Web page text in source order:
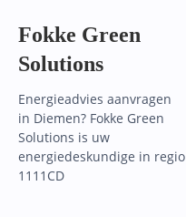
Fokke Green
Solutions
Energieadvies aanvragen
in Diemen? Fokke Green
Solutions is uw
energiedeskundige in regio
1111CD